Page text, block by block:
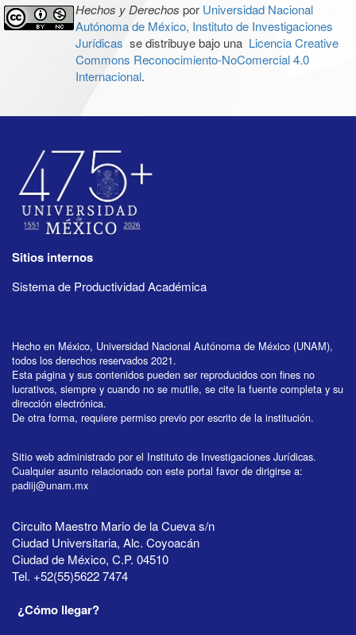
Hechos y Derechos por Universidad Nacional
Autónoma de México, Instituto de Investigaciones
Jurídicas se distribuye bajo una Licencia Creative
Commons Reconocimiento-NoComercial 4.0
Internacional.
Sitios internos
Sistema de Productividad Académica
Hecho en México, Universidad Nacional Autónoma de México (UNAM),
todos los derechos reservados 2021.
Esta página y sus contenidos pueden ser reproducidos con fines no
lucrativos, siempre y cuando no se mutile, se cite la fuente completa y su
dirección electrónica.
De otra forma, requiere permiso previo por escrito de la institución.
Sitio web administrado por el Instituto de Investigaciones Jurídicas.
Cualquier asunto relacionado con este portal favor de dirigirse a:
padiij@unam.mx
Circuito Maestro Mario de la Cueva s/n
Ciudad Universitaria, Alc. Coyoacán
Ciudad de México, C.P. 04510
Tel. +52(55)5622 7474
¿Cómo llegar?